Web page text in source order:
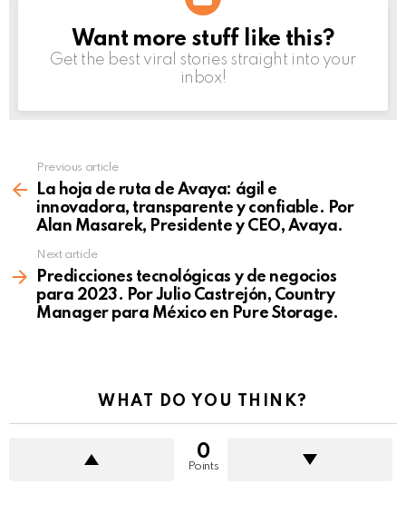
NEWSLETTER
Want more stuff like this?
Get the best viral stories straight into your
inbox!
more
Previous article
La hoja de ruta de Avaya: ágil e
innovadora, transparente y confiable. Por
Alan Masarek, Presidente y CEO, Avaya.
Next article
Predicciones tecnológicas y de negocios
para 2023. Por Julio Castrejón, Country
Manager para México en Pure Storage.
WHAT DO YOU THINK?
0
Points